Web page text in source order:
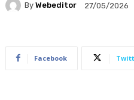
By Webeditor 27/05/2026
Facebook